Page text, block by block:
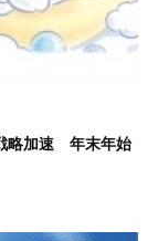
略加速 年末年始